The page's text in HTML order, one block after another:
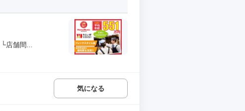
店舗間...
気になる